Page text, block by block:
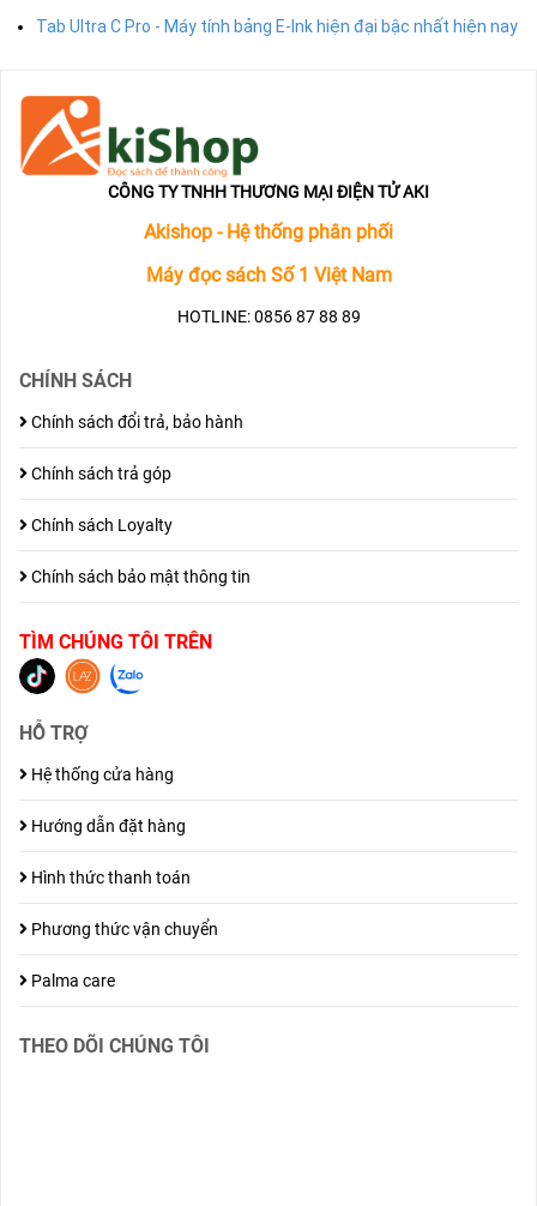
Tab Ultra C Pro - Máy tính bảng E-Ink hiện đại bậc nhất hiện nay
CÔNG TY TNHH THƯƠNG MẠI ĐIỆN TỬ AKI
Akishop - Hệ thống phân phối
Máy đọc sách Số 1 Việt Nam
HOTLINE: 0856 87 88 89
CHÍNH SÁCH
Chính sách đổi trả, bảo hành
Chính sách trả góp
Chính sách Loyalty
Chính sách bảo mật thông tin
TÌM CHÚNG TÔI TRÊN
HỖ TRỢ
Hệ thống cửa hàng
Hướng dẫn đặt hàng
Hình thức thanh toán
Phương thức vận chuyển
Palma care
THEO DÕI CHÚNG TÔI